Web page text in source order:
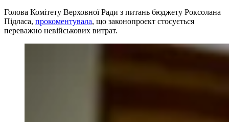
Голова Комітету Верховної Ради з питань бюджету Роксолана
Підласа, прокоментувала, що законопроєкт стосується
переважно невійськових витрат.